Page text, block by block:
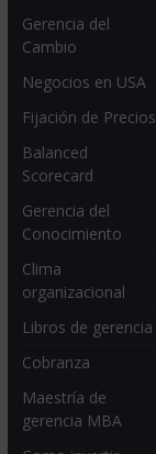
Gerencia del
Cambio
Negocios en USA
Fijación de Precios
Balanced
Scorecard
Gerencia del
Conocimiento
Clima
organizacional
Libros de gerencia
Cobranza
Maestría de
gerencia MBA